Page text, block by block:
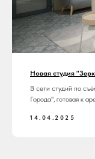
Новая студия
В сети студий по
Города", готовая к
14.04.2025